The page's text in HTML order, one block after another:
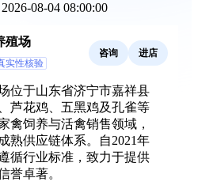
2026-08-04 08:00:00
殖场
实性核验
咨询 进店
位于山东省济宁市嘉祥县
芦花鸡、五黑鸡及孔雀等
禽饲养与活禽销售领域，
熟供应链体系。自2021年
循行业标准，致力于提供
誉卓著。